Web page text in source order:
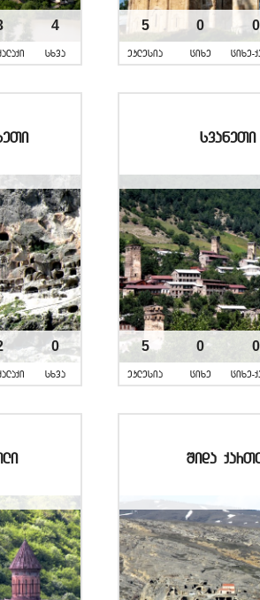
4
sxva
5
eklesia
0
cixe
0
cixe-
0
sxva
svaneTi
5
eklesia
0
cixe
0
cixe-
Sida